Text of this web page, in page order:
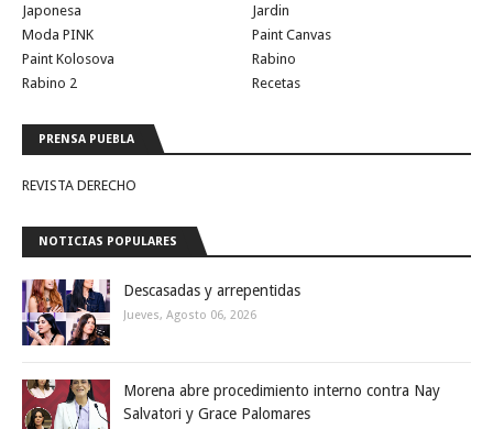
Japonesa
Jardin
Moda PINK
Paint Canvas
Paint Kolosova
Rabino
Rabino 2
Recetas
PRENSA PUEBLA
REVISTA DERECHO
NOTICIAS POPULARES
Descasadas y arrepentidas
Jueves, Agosto 06, 2026
Morena abre procedimiento interno contra Nay
Salvatori y Grace Palomares